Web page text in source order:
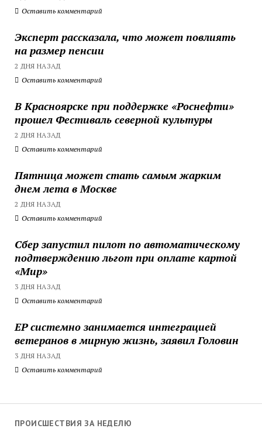
Оставить комментарий
Эксперт рассказала, что может повлиять
на размер пенсии
2 ДНЯ НАЗАД
Оставить комментарий
В Красноярске при поддержке «Роснефти»
прошел Фестиваль северной культуры
2 ДНЯ НАЗАД
Оставить комментарий
Пятница может стать самым жарким
днем лета в Москве
2 ДНЯ НАЗАД
Оставить комментарий
Сбер запустил пилот по автоматическому
подтверждению льгот при оплате картой
«Мир»
3 ДНЯ НАЗАД
Оставить комментарий
ЕР системно занимается интеграцией
ветеранов в мирную жизнь, заявил Головин
3 ДНЯ НАЗАД
Оставить комментарий
ПРОИСШЕСТВИЯ ЗА НЕДЕЛЮ